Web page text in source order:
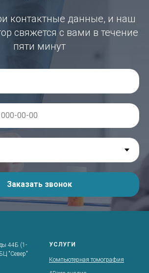
контактные данные, и наш
свяжется с вами в течение
пяти минут
Заказать звонок
44Б (1-
"Север"
УСЛУГИ
Компьютерная томография